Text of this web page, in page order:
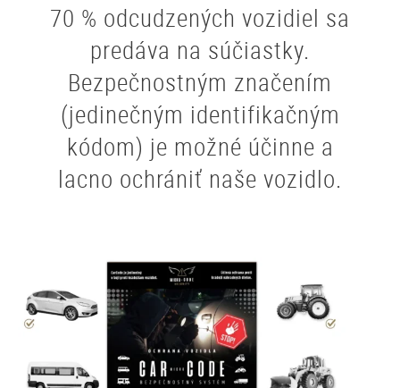
70 % odcudzených vozidiel sa
predáva na súčiastky.
Bezpečnostným značením
(jedinečným identifikačným
kódom) je možné účinne a
lacno ochrániť naše vozidlo.